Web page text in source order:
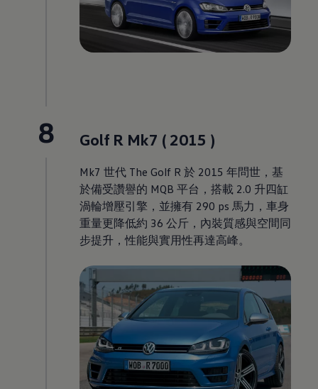
8 Golf R Mk7 ( 2015 )
Mk7 世代 The Golf R 於 2015 年問世，基
於備受讚譽的 MQB 平台，搭載 2.0 升四缸
渦輪增壓引擎，並擁有 290 ps 馬力，車身
重量更降低約 36 公斤，內裝質感與空間同
步提升，性能與實用性再達高峰。